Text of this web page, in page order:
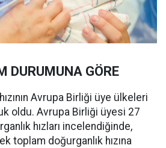
DURUMUNA GÖRE
Avrupa Birliği üye ülkeleri
oldu. Avrupa Birliği üyesi 27
hızları incelendiğinde,
toplam doğurganlık hızına